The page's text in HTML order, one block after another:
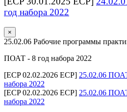
год набора 2022
×
25.02.06 Рабочие программы
ПОАТ - 8 год набора 2022
[ECP 02.02.2026 ECP] 25.02.06
набора 2022
[ECP 02.02.2026 ECP] 25.02.06
набора 2022